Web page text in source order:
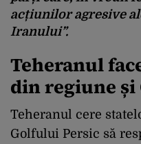
acțiunilor agresive
Iranului”.
Teheranul
din regiune și
Teheranul cere
Golfului Persic să